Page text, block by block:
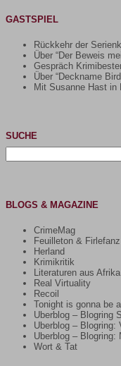
GASTSPIEL
Rückkehr der
Über “Der Beweis
Gespräch
Über “Deckname
Mit Susanne Hast in
SUCHE
nach:
BLOGS & MAGAZINE
CrimeMag
Feuilleton & Firlefanz
Herland
Krimikritik
Literaturen aus Afrika
Real Virtuality
Recoil
Tonight is gonna be
Uberblog – Blogring
Uberblog – Blogring:
Uberblog – Blogring:
Wort & Tat